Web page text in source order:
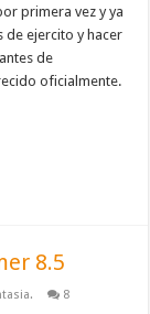
primera vez y ya
de ejercito y hacer
de
oficialmente.
8.5
8